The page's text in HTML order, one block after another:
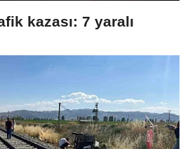
kazası: 7 yaralı